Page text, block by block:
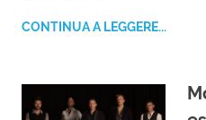
CONTINUA A LEGGERE...